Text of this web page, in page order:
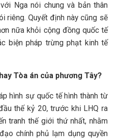
Nga nói chung và bản thân
riêng. Quyết định này cũng sẽ
nữa khỏi cộng đồng quốc tế
biện pháp trừng phạt kinh tế
Tòa án của phương Tây?
hình sự quốc tế hình thành từ
thế kỷ 20, trước khi LHQ ra
tranh thế giới thứ nhất, nhằm
chính phủ lạm dụng quyền